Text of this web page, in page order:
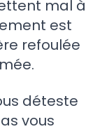
mal à
est
refoulée
déteste
vous